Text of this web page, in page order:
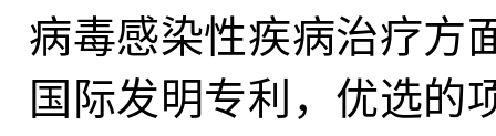
病毒感染性疾病治疗方
国际发明专利，优选的